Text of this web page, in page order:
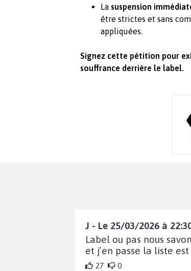
La suspension
être strictes et sans
appliquées.
Signez cette pétition pour
souffrance derrière le label.
J - Le 25/03/2026 à
Label ou pas nous
et j’en passe la liste
27 0